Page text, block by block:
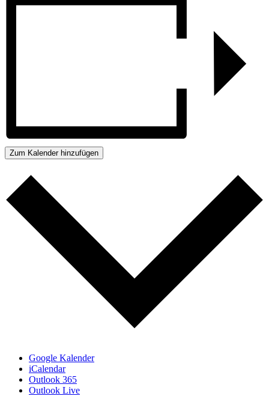
Zum Kalender hinzufügen
Google Kalender
iCalendar
Outlook 365
Outlook Live